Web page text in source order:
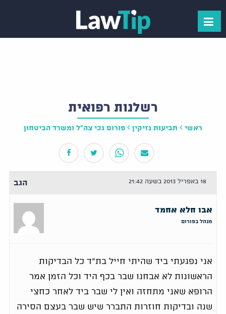
רשלנות רפואית
ראשי תביעות נזיקין פורום נכי צה"ל ומשרד הביטחון
18 באפריל 2013 בשעה 21:42 הגב
אבו חלא אחמד
מנהל בפורום
אני נפגעתי ביד שהיתי חייל בת"ד כל הבדיקות
הראשונות לא אבחנו שבר בכף היד וכל הזמן אמר
הרופא שאני מתחזה ואין לי שבר ביד לאחר כחצי
שנה ובדיקות חוזרות התברר שיש שבר בעצם הסירה